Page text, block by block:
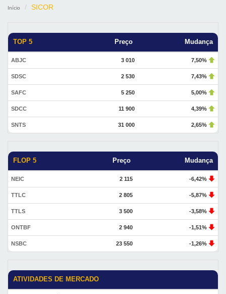
Início SICOR
TOP 5 Preço Mudança
ABJC 3 010 7,50%
SDSC 2 530 7,43%
SAFC 5 250 5,00%
SDCC 11 900 4,39%
SNTS 31 000 2,65%
FLOP 5 Preço Mudança
NEIC 2 115 -6,42%
TTLC 2 805 -5,87%
TTLS 3 500 -3,58%
ONTBF 2 940 -1,51%
NSBC 23 550 -1,26%
ATIVIDADES DE MERCADO